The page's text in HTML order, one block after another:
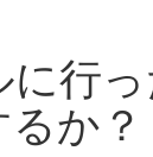
に行
か？